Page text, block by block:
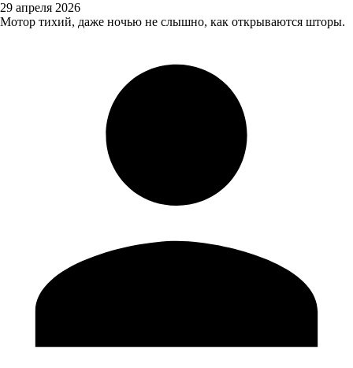
29 апреля 2026
Мотор тихий, даже ночью не слышно, как открываются шторы.